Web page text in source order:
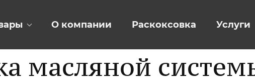
О компании Раскоксовка Услуги
масляной